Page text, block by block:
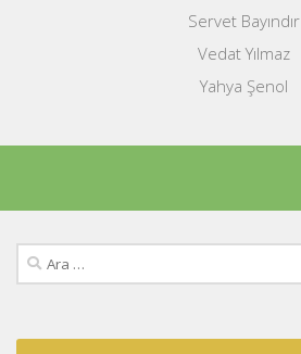
Servet Bayındır
Vedat Yılmaz
Yahya Şenol
Arama: